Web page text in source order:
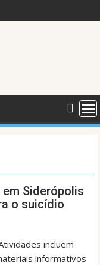
Siderópolis
o suicídio
incluem
informativos